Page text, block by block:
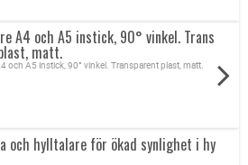
A4 och A5 instick, 90° vinkel. Trans
matt.
och A5 instick, 90° vinkel. Transparent plast, matt.
och hylltalare för ökad synlighet i hy